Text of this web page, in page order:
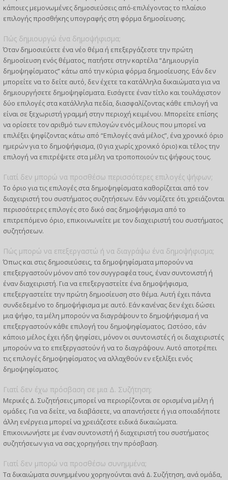
κάποιες μεμονωμένες δημοσιεύσεις από-επιλέγοντας το πλαίσιο
επιλογής προσθήκης υπογραφής στη φόρμα δημοσίευσης.
Πώς δημιουργώ ένα δημοψήφισμα;
Όταν δημοσιεύετε ένα νέο θέμα ή επεξεργάζεστε την πρώτη
δημοσίευση ενός θέματος, πατήστε στην καρτέλα “Δημιουργία
δημοψηφίσματος” κάτω από την κύρια φόρμα δημοσίευσης. Εάν δεν
μπορείτε να το δείτε αυτό, δεν έχετε τα κατάλληλα δικαιώματα για να
δημιουργήσετε δημοψηφίσματα. Εισάγετε έναν τίτλο και τουλάχιστον
δύο επιλογές στα κατάλληλα πεδία, διασφαλίζοντας κάθε επιλογή να
είναι σε ξεχωριστή γραμμή στην περιοχή κειμένου. Μπορείτε επίσης
να ορίσετε τον αριθμό των επιλογών ενός μέλους που μπορεί να
επιλέξει ψηφίζοντας κάτω από “Επιλογές ανά μέλος”, ένα χρονικό όριο
ημερών για το δημοψήφισμα, (0 για χωρίς χρονικό όριο) και τέλος την
επιλογή να επιτρέψετε στα μέλη να τροποποιούν τις ψήφους τους.
Γιατί δεν μπορώ να προσθέσω περισσότερες επιλογές ψήφων;
Το όριο για τις επιλογές στα δημοψηφίσματα καθορίζεται από τον
διαχειριστή του συστήματος συζητήσεων. Εάν νομίζετε ότι χρειάζονται
περισσότερες επιλογές στο δικό σας δημοψήφισμα από το
επιτρεπόμενο όριο, επικοινωνείτε με τον διαχειριστή του συστήματος
συζητήσεων.
Πώς μπορώ να επεξεργαστώ ή να διαγράψω ένα δημοψήφισμα;
Όπως και στις δημοσιεύσεις, τα δημοψηφίσματα μπορούν να
επεξεργαστούν μόνον από τον συγγραφέα τους, έναν συντονιστή ή
έναν διαχειριστή. Για να επεξεργαστείτε ένα δημοψήφισμα,
επεξεργαστείτε την πρώτη δημοσίευση στο θέμα. Αυτή έχει πάντα
συνδεδεμένο το δημοψήφισμα με αυτό. Εάν κανένας δεν έχει δώσει
μια ψήφο, τα μέλη μπορούν να διαγράψουν το δημοψήφισμα ή να
επεξεργαστούν κάθε επιλογή του δημοψηφίσματος. Ωστόσο, εάν
κάποιο μέλος έχει ήδη ψηφίσει, μόνον οι συντονιστές ή οι διαχειριστές
μπορούν να το επεξεργαστούν ή να το διαγράψουν. Αυτό αποτρέπει
τις επιλογές δημοψηφίσματος να αλλαχθούν εν εξελίξει ενός
δημοψηφίσματος.
Γιατί δεν έχω πρόσβαση σε μια Δ. Συζήτηση;
Μερικές Δ. Συζητήσεις μπορεί να περιορίζονται σε ορισμένα μέλη ή
ομάδες. Για να δείτε, να διαβάσετε, να απαντήσετε ή για οποιαδήποτε
άλλη ενέργεια μπορεί να χρειάζεστε ειδικά δικαιώματα.
Επικοινωνήστε με έναν συντονιστή ή διαχειριστή του συστήματος
συζητήσεων για να σας χορηγήσει την πρόσβαση.
Γιατί δεν μπορώ να προσθέσω συνημμένα;
Τα δικαιώματα συνημμένου χορηγούνται ανά Δ. Συζήτηση, ανά ομάδα,